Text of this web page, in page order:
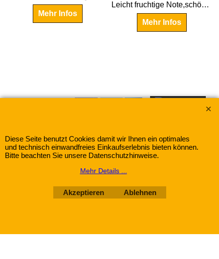
Kamillenblüten
wohltuend würzig
Wald- und
Wiesenkräutertee
ShopFactory Shop
Software.
Diese Seite benutzt Cookies damit wir Ihnen ein optimales
und technisch einwandfreies Einkaufserlebnis bieten können.
Bitte beachten Sie unsere Datenschutzhinweise.
Mehr Details ...
Akzeptieren Ablehnen